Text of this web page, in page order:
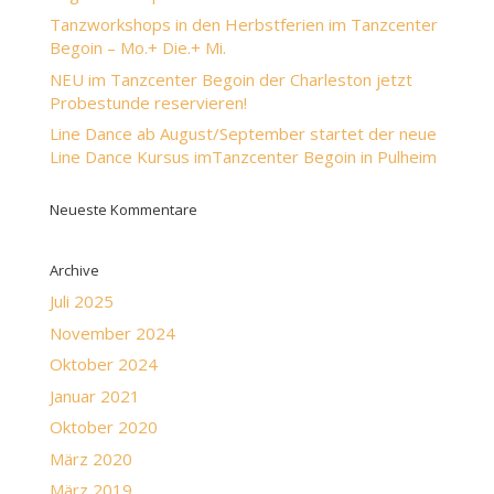
Tanzworkshops in den Herbstferien im Tanzcenter
Begoin – Mo.+ Die.+ Mi.
NEU im Tanzcenter Begoin der Charleston jetzt
Probestunde reservieren!
Line Dance ab August/September startet der neue
Line Dance Kursus imTanzcenter Begoin in Pulheim
Neueste Kommentare
Archive
Juli 2025
November 2024
Oktober 2024
Januar 2021
Oktober 2020
März 2020
März 2019